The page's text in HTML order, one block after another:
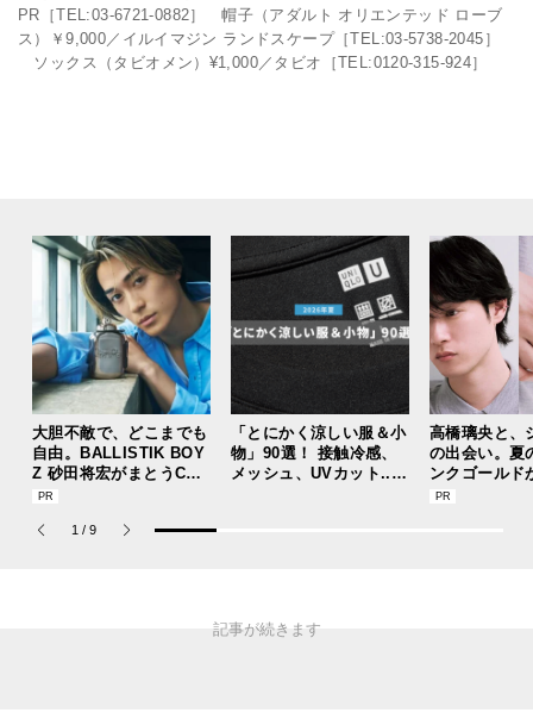
PR［TEL:03-6721-0882］ 帽子（アダルト オリエンテッド ローブ
ス）￥9,000／イルイマジン ランドスケープ［TEL:03-5738-2045］
ソックス（タビオメン）¥1,000／タビオ［TEL:0120-315-924］
大胆不敵で、どこまでも
自由。BALLISTIK BOY
Z 砂田将宏がまとうCOA
CHの新作フレグランス
ナム パルファム」
「とにかく涼しい服＆小
物」90選！ 接触冷感、
メッシュ、UVカット...
高橋璃央と、
の出会い。夏
ンクゴールド
“SUMMER
1 / 9